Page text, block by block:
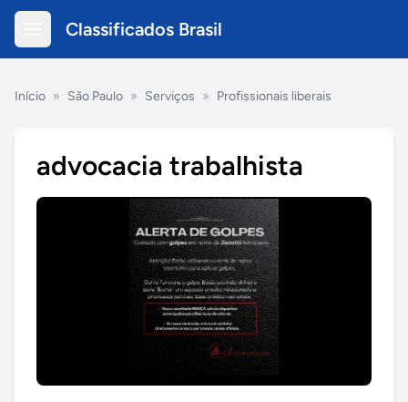
Classificados Brasil
Início » São Paulo » Serviços » Profissionais liberais
advocacia trabalhista